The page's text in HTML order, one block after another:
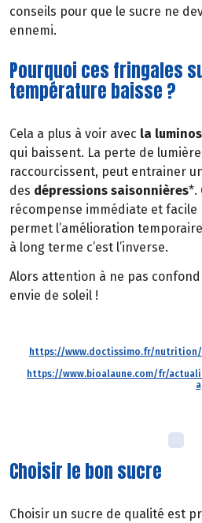
conseils pour que le sucre ne
ennemi.
Pourquoi ces fringales
température baisse ?
Cela a plus à voir avec la
qui baissent. La perte de
raccourcissent, peut entrainer
des dépressions saisonnières*.
récompense immédiate et
permet l’amélioration
à long terme c’est l’inverse.
Alors attention à ne pas
envie de soleil !
https://www.doctissimo.fr/nutrition/
https://www.bioalaune.com/fr/
Choisir le bon sucre
Choisir un sucre de qualité est